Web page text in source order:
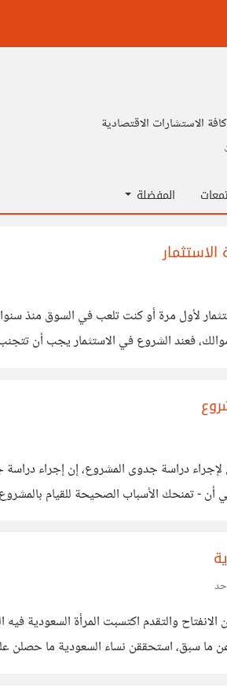
الاستشارات الاقتصادية
المفضلة
لأول مرة أو كنت تلعب في السوق منذ
فعند الشروع في الاستثمار يجب أن
دراسة جدوى المشروع، إن إجراء
هي أن - تمنحك الأسباب الصحيحة للقيام
والتقدم اكتسبت المرأة السعودية
ما سبق، استحققن نساء السعودية ما حصلن